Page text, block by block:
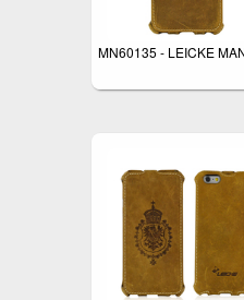
MN60135 - LEICKE